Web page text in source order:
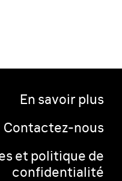
En savoir plus
Contactez-nous
et politique de
confidentialité